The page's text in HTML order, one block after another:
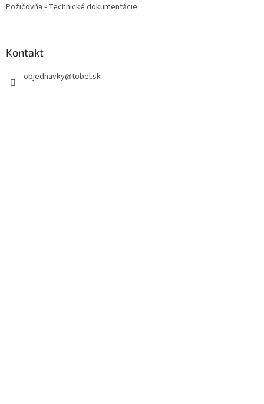
Požičovňa - Technické dokumentácie
Kontakt
objednavky@tobel.sk